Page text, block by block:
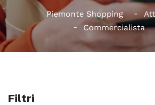
Piemonte Shopping
Commercialista
Filtri